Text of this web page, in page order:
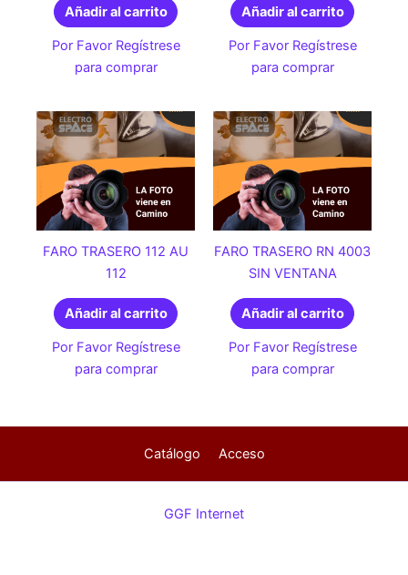
Añadir al carrito
Por Favor Regístrese
para comprar
Añadir al carrito
Por Favor Regístrese
para comprar
FARO TRASERO 112 AU
112
Añadir al carrito
Por Favor Regístrese
para comprar
FARO TRASERO RN 4003
SIN VENTANA
Añadir al carrito
Por Favor Regístrese
para comprar
Catálogo Acceso
GGF Internet